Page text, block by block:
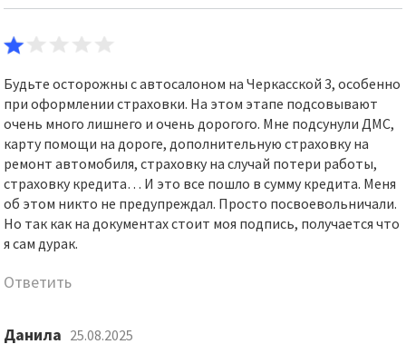
Будьте осторожны с автосалоном на Черкасской 3, особенно
при оформлении страховки. На этом этапе подсовывают
очень много лишнего и очень дорогого. Мне подсунули ДМС,
карту помощи на дороге, дополнительную страховку на
ремонт автомобиля, страховку на случай потери работы,
страховку кредита… И это все пошло в сумму кредита. Меня
об этом никто не предупреждал. Просто посвоевольничали.
Но так как на документах стоит моя подпись, получается что
я сам дурак.
Ответить
Данила 25.08.2025